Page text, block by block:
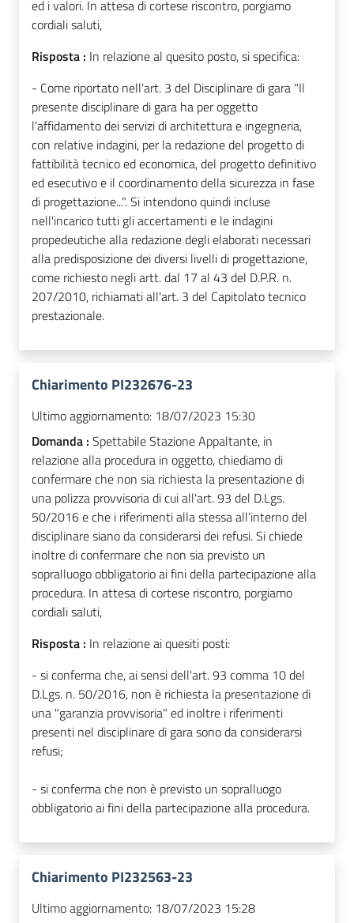
ed i valori. In attesa di cortese riscontro, porgiamo
cordiali saluti,
Risposta : In relazione al quesito posto, si specifica:
- Come riportato nell'art. 3 del Disciplinare di gara "Il
presente disciplinare di gara ha per oggetto
l'affidamento dei servizi di architettura e ingegneria,
con relative indagini, per la redazione del progetto di
fattibilità tecnico ed economica, del progetto definitivo
ed esecutivo e il coordinamento della sicurezza in fase
di progettazione...". Si intendono quindi incluse
nell'incarico tutti gli accertamenti e le indagini
propedeutiche alla redazione degli elaborati necessari
alla predisposizione dei diversi livelli di progettazione,
come richiesto negli artt. dal 17 al 43 del D.P.R. n.
207/2010, richiamati all'art. 3 del Capitolato tecnico
prestazionale.
Chiarimento PI232676-23
Ultimo aggiornamento: 18/07/2023 15:30
Domanda : Spettabile Stazione Appaltante, in
relazione alla procedura in oggetto, chiediamo di
confermare che non sia richiesta la presentazione di
una polizza provvisoria di cui all'art. 93 del D.Lgs.
50/2016 e che i riferimenti alla stessa all’interno del
disciplinare siano da considerarsi dei refusi. Si chiede
inoltre di confermare che non sia previsto un
sopralluogo obbligatorio ai fini della partecipazione alla
procedura. In attesa di cortese riscontro, porgiamo
cordiali saluti,
Risposta : In relazione ai quesiti posti:
- si conferma che, ai sensi dell'art. 93 comma 10 del
D.Lgs. n. 50/2016, non è richiesta la presentazione di
una "garanzia provvisoria" ed inoltre i riferimenti
presenti nel disciplinare di gara sono da considerarsi
refusi;
- si conferma che non è previsto un sopralluogo
obbligatorio ai fini della partecipazione alla procedura.
Chiarimento PI232563-23
Ultimo aggiornamento: 18/07/2023 15:28